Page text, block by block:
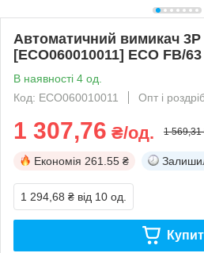
Автоматичний вимикач 3Р
[ECO060010011] ECO FB/
В наявності 4 од.
Код: ECO060010011
Опт і
1 307,76 ₴/од. 1 569,31
Економія 261.55 ₴
1 294,68 ₴ від 10 од.